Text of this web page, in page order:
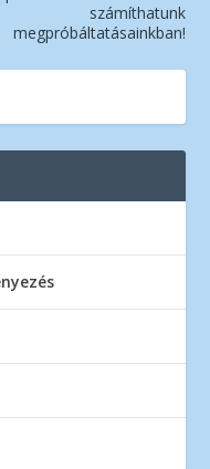
számíthatunk
megpróbáltatásainkban!